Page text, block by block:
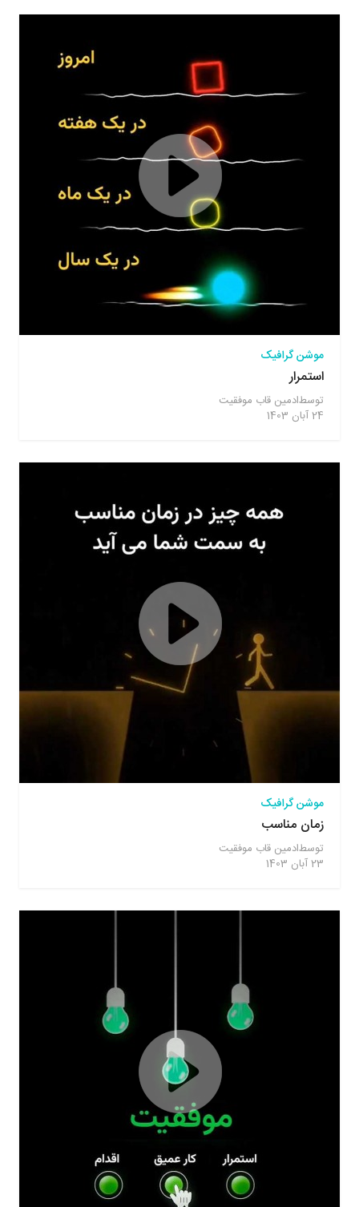
موشن گرافیک
استمرار
توسطادمین قاب موفقیت
24 آبان 1403
موشن گرافیک
زمان مناسب
توسطادمین قاب موفقیت
23 آبان 1403